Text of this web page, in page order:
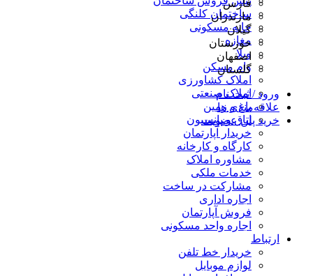
ساختمان کلنگی
خانه مسکونی
مغازه
ویلا
وام مسکن
املاک کشاورزی
املاک صنعتی
باغ و زمین
اتاق و پانسیون
خریدار آپارتمان
کارگاه و کارخانه
مشاوره املاک
خدمات ملکی
مشارکت در ساخت
اجاره اداری
فروش آپارتمان
اجاره واحد مسکونی
ارتباط
خریدار خط تلفن
لوازم موبایل
فارس
مازندران
گیلان
خوزستان
اصفهان
گلستان
ورود / ثبت نام
علاقه‌مندی ها
خرید پلن عضویت